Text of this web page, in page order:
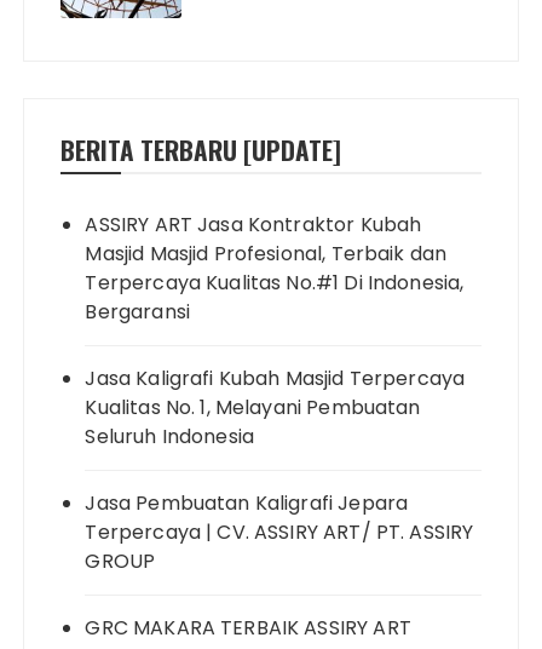
BERITA TERBARU [UPDATE]
ASSIRY ART Jasa Kontraktor Kubah
Masjid Masjid Profesional, Terbaik dan
Terpercaya Kualitas No.#1 Di Indonesia,
Bergaransi
Jasa Kaligrafi Kubah Masjid Terpercaya
Kualitas No. 1, Melayani Pembuatan
Seluruh Indonesia
Jasa Pembuatan Kaligrafi Jepara
Terpercaya | CV. ASSIRY ART/ PT. ASSIRY
GROUP
GRC MAKARA TERBAIK ASSIRY ART